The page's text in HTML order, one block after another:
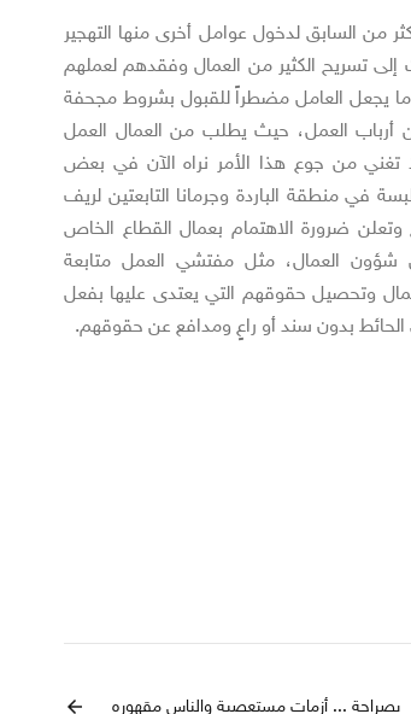
من السابق لدخول عوامل أخرى منها التهجير
إلى تسريح الكثير من العمال وفقدهم لعملهم
ما يجعل العامل مضطراً للقبول بشروط مجحفة
أرباب العمل، حيث يطلب من العمال العمل
تغني من جوع هذا الأمر نراه الآن في بعض
في منطقة الباردة وجرمانا التابعتين لريف
ضرورة الاهتمام بعمال القطاع الخاص
شؤون العمال، مثل مفتشي العمل متابعة
وتحصيل حقوقهم التي يعتدى عليها بفعل
الحائط بدون سند أو راعٍ ومدافع عن حقوقهم.
بصراحة ... أزمات مستعصية والناس مقهوره arrow_back